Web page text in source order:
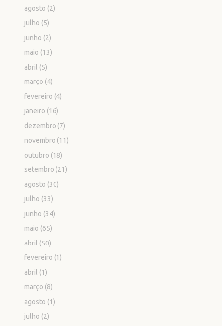
agosto (2)
julho (5)
junho (2)
maio (13)
abril (5)
março (4)
fevereiro (4)
janeiro (16)
dezembro (7)
novembro (11)
outubro (18)
setembro (21)
agosto (30)
julho (33)
junho (34)
maio (65)
abril (50)
fevereiro (1)
abril (1)
março (8)
agosto (1)
julho (2)